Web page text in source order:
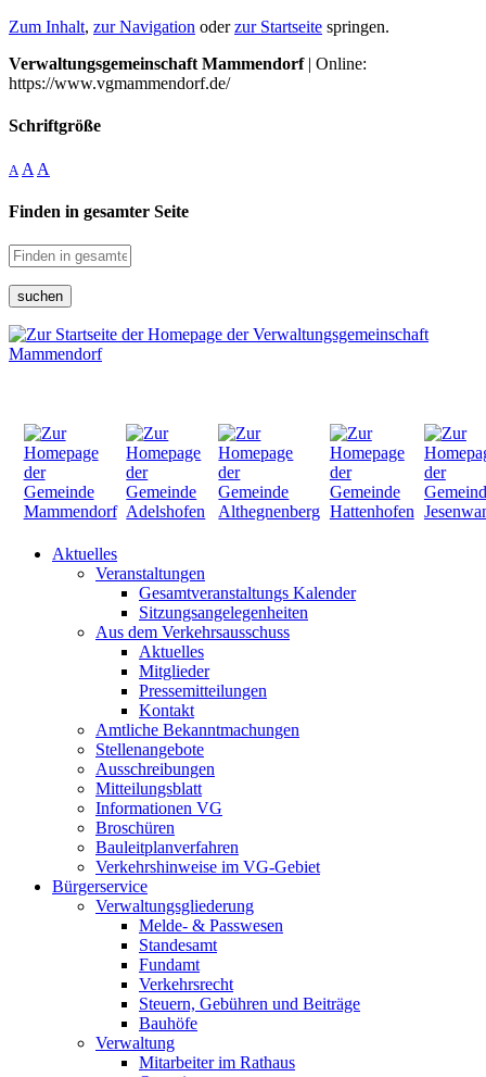
Zum Inhalt, zur Navigation oderzur Startseite springen.
Verwaltungsgemeinschaft Mammendorf| Online:
https://www.vgmammendorf.de/
Schriftgröße
A A A
Finden in gesamter Seite
suchen
Aktuelles
Veranstaltungen
Gesamtveranstaltungs Kalender
Sitzungsangelegenheiten
Aus dem Verkehrsausschuss
Aktuelles
Mitglieder
Pressemitteilungen
Kontakt
Amtliche Bekanntmachungen
Stellenangebote
Ausschreibungen
Mitteilungsblatt
Informationen VG
Broschüren
Bauleitplanverfahren
Verkehrshinweise im VG-Gebiet
Bürgerservice
Verwaltungsgliederung
Melde- & Passwesen
Standesamt
Fundamt
Verkehrsrecht
Steuern, Gebühren und Beiträge
Bauhöfe
Verwaltung
Mitarbeiter im Rathaus